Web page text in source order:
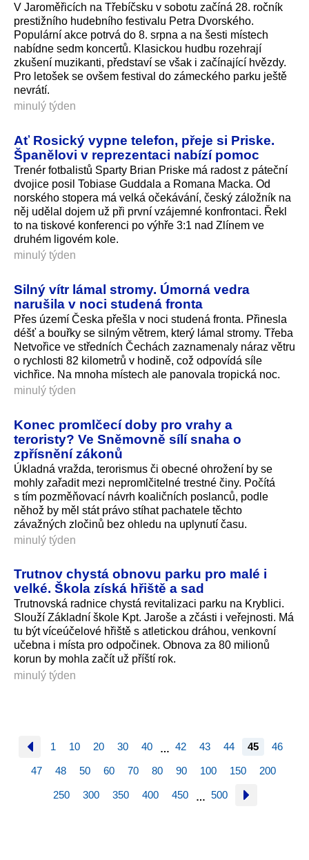
V Jaroměřicích na Třebíčsku v sobotu začíná 28. ročník
prestižního hudebního festivalu Petra Dvorského.
Populární akce potrvá do 8. srpna a na šesti místech
nabídne sedm koncertů. Klasickou hudbu rozehrají
zkušení muzikanti, představí se však i začínající hvězdy.
Pro letošek se ovšem festival do zámeckého parku ještě
nevrátí.
minulý týden
Ať Rosický vypne telefon, přeje si Priske.
Španělovi v reprezentaci nabízí pomoc
Trenér fotbalistů Sparty Brian Priske má radost z páteční
dvojice posil Tobiase Guddala a Romana Macka. Od
norského stopera má velká očekávání, český záložník na
něj udělal dojem už při první vzájemné konfrontaci. Řekl
to na tiskové konferenci po výhře 3:1 nad Zlínem ve
druhém ligovém kole.
minulý týden
Silný vítr lámal stromy. Úmorná vedra
narušila v noci studená fronta
Přes území Česka přešla v noci studená fronta. Přinesla
déšť a bouřky se silným větrem, který lámal stromy. Třeba
Netvořice ve středních Čechách zaznamenaly náraz větru
o rychlosti 82 kilometrů v hodině, což odpovídá síle
vichřice. Na mnoha místech ale panovala tropická noc.
minulý týden
Konec promlčecí doby pro vrahy a
teroristy? Ve Sněmovně sílí snaha o
zpřísnění zákonů
Úkladná vražda, terorismus či obecné ohrožení by se
mohly zařadit mezi nepromlčitelné trestné činy. Počítá
s tím pozměňovací návrh koaličních poslanců, podle
něhož by měl stát právo stíhat pachatele těchto
závažných zločinů bez ohledu na uplynutí času.
minulý týden
Trutnov chystá obnovu parku pro malé i
velké. Škola získá hřiště a sad
Trutnovská radnice chystá revitalizaci parku na Kryblici.
Slouží Základní škole Kpt. Jaroše a zčásti i veřejnosti. Má
tu být víceúčelové hřiště s atletickou dráhou, venkovní
učebna i místa pro odpočinek. Obnova za 80 milionů
korun by mohla začít už příští rok.
minulý týden
1 10 20 30 40 … 42 43 44 45 46
47 48 50 60 70 80 90 100 150 200
250 300 350 400 450 … 500